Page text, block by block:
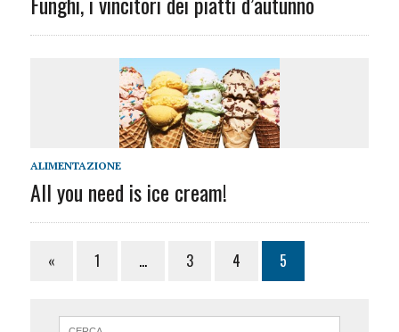
ALIMENTAZIONE
All you need is ice cream!
« 1 … 3 4 5